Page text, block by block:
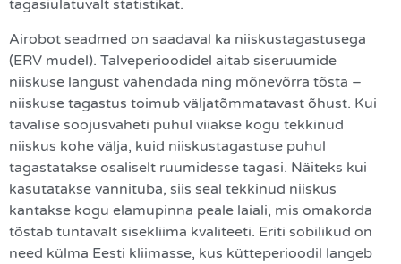
tagasiulatuvalt statistikat.
Airobot seadmed on saadaval ka niiskustagastusega
(ERV mudel). Talveperioodidel aitab siseruumide
niiskuse langust vähendada ning mõnevõrra tõsta –
niiskuse tagastus toimub väljatõmmatavast õhust. Kui
tavalise soojusvaheti puhul viiakse kogu tekkinud
niiskus kohe välja, kuid niiskustagastuse puhul
tagastatakse osaliselt ruumidesse tagasi. Näiteks kui
kasutatakse vannituba, siis seal tekkinud niiskus
kantakse kogu elamupinna peale laiali, mis omakorda
tõstab tuntavalt sisekliima kvaliteeti. Eriti sobilikud on
need külma Eesti kliimasse, kus kütteperioodil langeb